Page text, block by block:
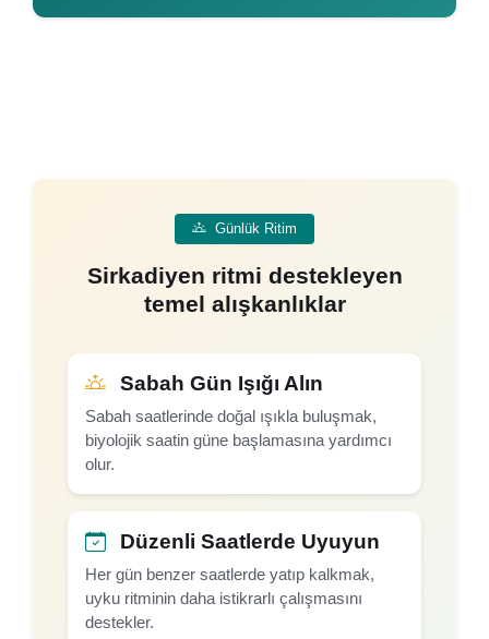
Günlük Ritim
Sirkadiyen ritmi destekleyen
temel alışkanlıklar
Sabah Gün Işığı Alın
Sabah saatlerinde doğal ışıkla buluşmak,
biyolojik saatin güne başlamasına yardımcı
olur.
Düzenli Saatlerde Uyuyun
Her gün benzer saatlerde yatıp kalkmak,
uyku ritminin daha istikrarlı çalışmasını
destekler.